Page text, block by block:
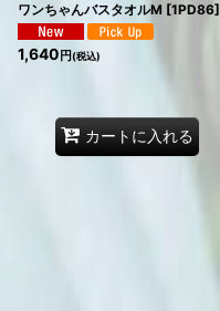
ワンちゃんバスタオルM [1PD86]
1,640 円(税込)
カートに入れる